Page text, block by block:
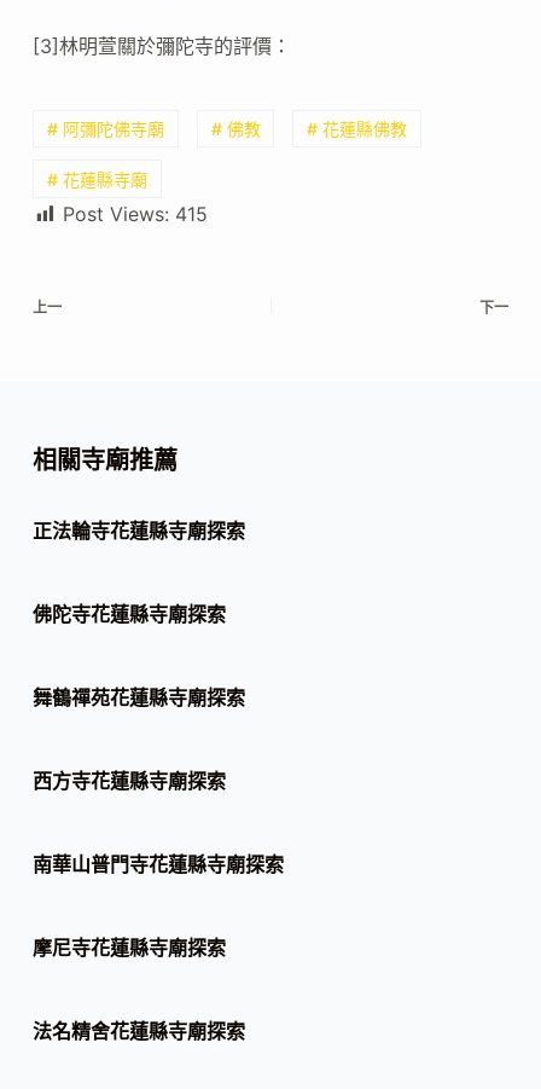
[3]林明萱關於彌陀寺的評價：
# 阿彌陀佛寺廟 # 佛教 # 花蓮縣佛教
# 花蓮縣寺廟
Post Views: 415
上一 下一
相關寺廟推薦
正法輪寺花蓮縣寺廟探索
佛陀寺花蓮縣寺廟探索
舞鶴禪苑花蓮縣寺廟探索
西方寺花蓮縣寺廟探索
南華山普門寺花蓮縣寺廟探索
摩尼寺花蓮縣寺廟探索
法名精舍花蓮縣寺廟探索